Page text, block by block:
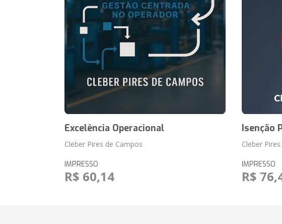
Excelência Operacional
Cleber Pires de Campos
IMPRESSO
R$ 60,14
Isenção
Cleber
IMPRESSO
R$